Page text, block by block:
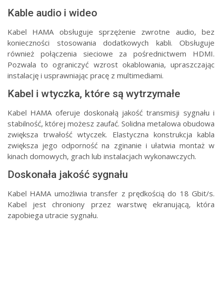
Kable audio i wideo
Kabel HAMA obsługuje sprzężenie zwrotne audio, bez
konieczności stosowania dodatkowych kabli. Obsługuje
również połączenia sieciowe za pośrednictwem HDMI.
Pozwala to ograniczyć wzrost okablowania, upraszczając
instalację i usprawniając pracę z multimediami.
Kabel i wtyczka, które są wytrzymałe
Kabel HAMA oferuje doskonałą jakość transmisji sygnału i
stabilność, której możesz zaufać. Solidna metalowa obudowa
zwiększa trwałość wtyczek. Elastyczna konstrukcja kabla
zwiększa jego odporność na zginanie i ułatwia montaż w
kinach domowych, grach lub instalacjach wykonawczych.
Doskonała jakość sygnału
Kabel HAMA umożliwia transfer z prędkością do 18 Gbit/s.
Kabel jest chroniony przez warstwę ekranującą, która
zapobiega utracie sygnału.